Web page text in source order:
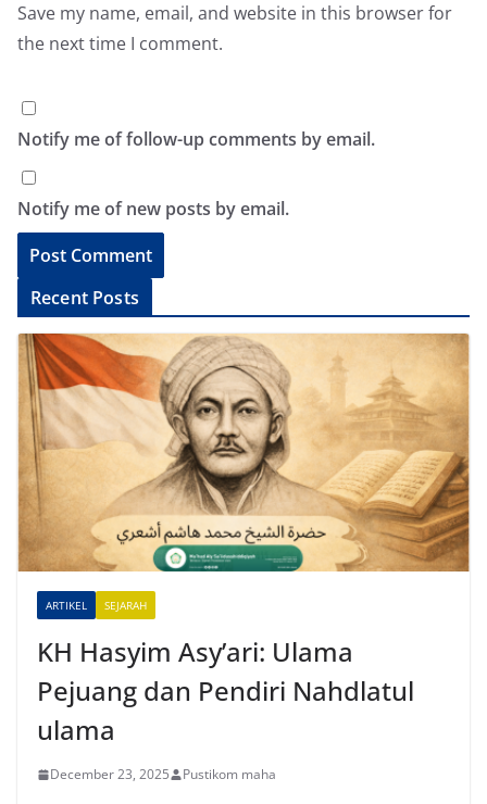
Save my name, email, and website in this browser for
the next time I comment.
Notify me of follow-up comments by email.
Notify me of new posts by email.
l
t
v
Recent Posts
ARTIKEL SEJARAH
KH Hasyim Asy’ari: Ulama
Pejuang dan Pendiri Nahdlatul
ulama
December 23, 2025 Pustikom maha